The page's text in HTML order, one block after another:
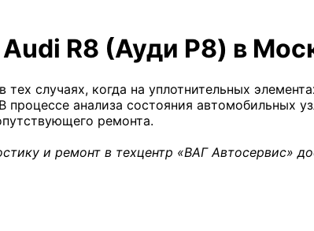
R8 (Ауди Р8) в
тех случаях, когда на уплотнительных
процессе анализа состояния автомобильных
ремонта.
и ремонт в техцентр «ВАГ Автосервис»